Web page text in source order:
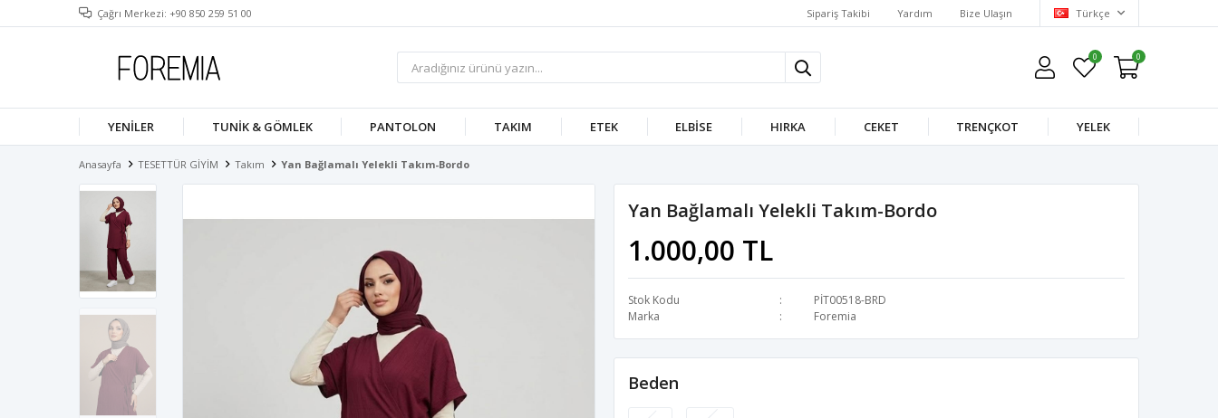
Çağrı Merkezi: +90 850 259 51 00 Sipariş Takibi Yardım Bize Ulaşın Türkçe
0 0
YENILER TUNIK & GÖMLEK PANTOLON TAKIM ETEK ELBISE HIRKA CEKET TRENÇKOT YELEK
Anasayfa TESETTÜR GİYİM Takım Yan Bağlamalı Yelekli Takım-Bordo
Yan Bağlamalı Yelekli Takım-Bordo
1.000,00 TL
Stok Kodu
PİT00518-BRD
Marka
Foremia
Beden